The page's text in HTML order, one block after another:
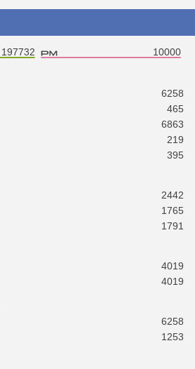
197732 10000
6258
465
6863
219
395
2442
1765
1791
4019
4019
6258
1253